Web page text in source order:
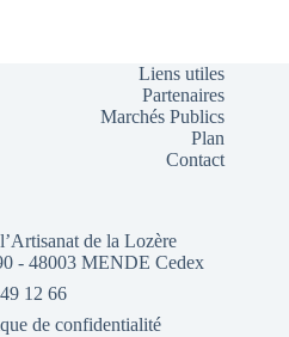
Liens utiles
Partenaires
Marchés Publics
Plan
Contact
de la Lozère
- 48003 MENDE Cedex
12 66
de confidentialité